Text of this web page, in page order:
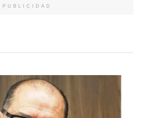
PUBLICIDAD